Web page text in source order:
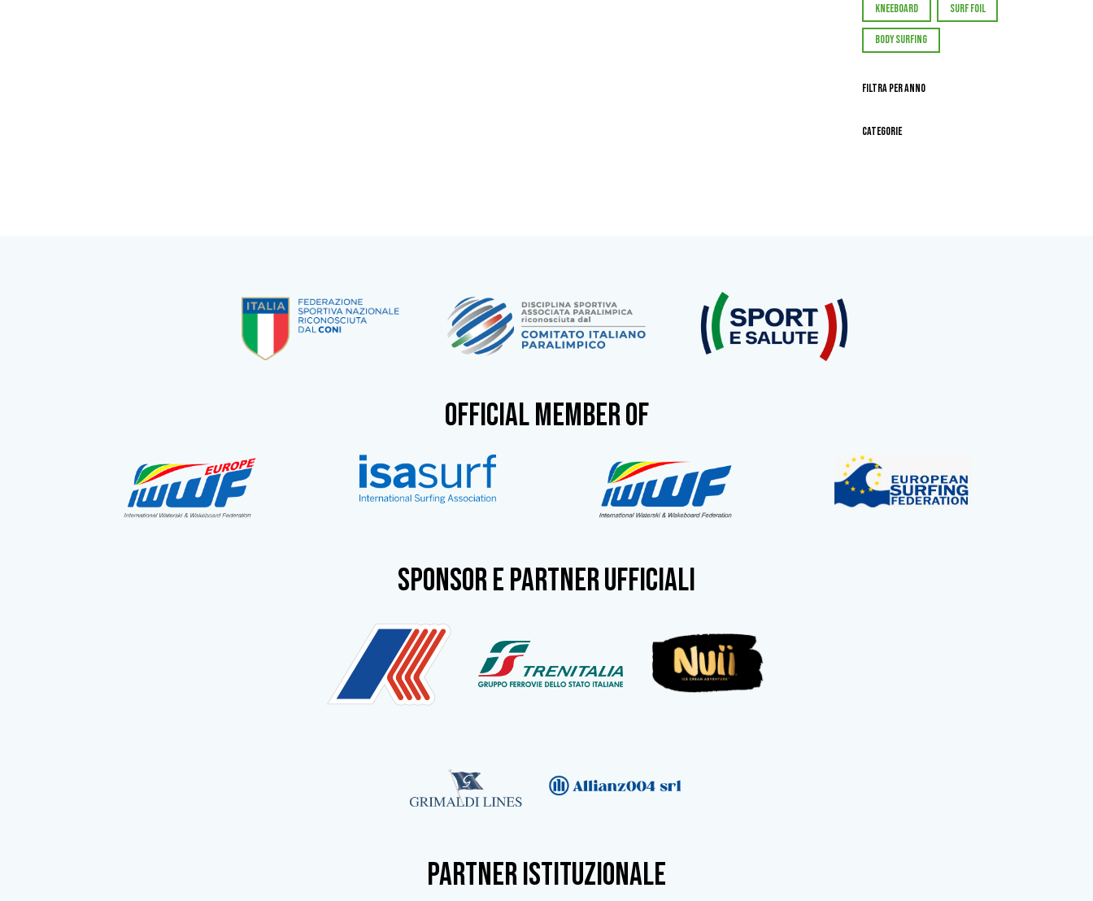
KNEEBOARD SURF FOIL
BODY SURFING
Filtra per Anno
Categorie
OFFICIAL MEMBER OF
SPONSOR e partner ufficiali
partner istituzionale